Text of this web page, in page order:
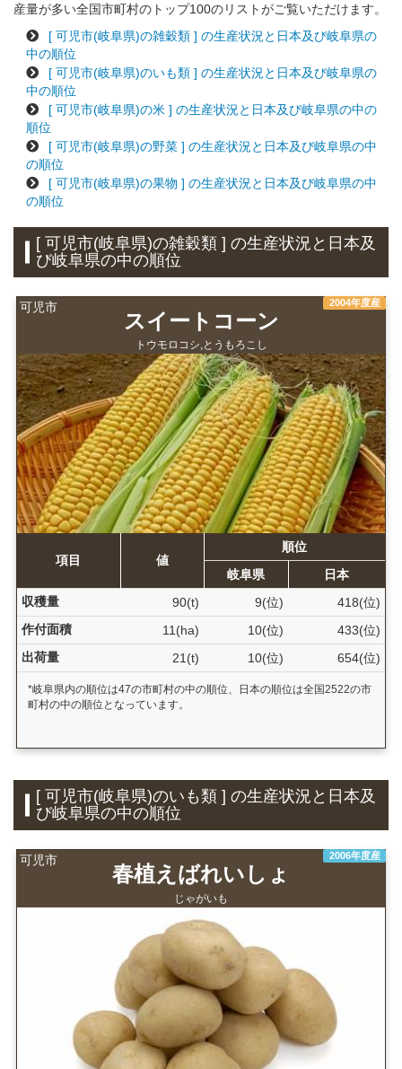
産量が多い全国市町村のトップ100のリストがご覧いただけます。
[ 可児市(岐阜県)の雑穀類 ] の生産状況と日本及び岐阜県の
中の順位
[ 可児市(岐阜県)のいも類 ] の生産状況と日本及び岐阜県の
中の順位
[ 可児市(岐阜県)の米 ] の生産状況と日本及び岐阜県の中の
順位
[ 可児市(岐阜県)の野菜 ] の生産状況と日本及び岐阜県の中
の順位
[ 可児市(岐阜県)の果物 ] の生産状況と日本及び岐阜県の中
の順位
[ 可児市(岐阜県)の雑穀類 ] の生産状況と日本及
び岐阜県の中の順位
可児市 2004年度産
スイートコーン
トウモロコシ,とうもろこし
項目 値
順位
岐阜県
日本
収穫量
90(t) 9(位)
418(位)
作付面積
11(ha) 10(位)
433(位)
出荷量
21(t) 10(位) 654(位)
*岐阜県内の順位は47の市町村の中の順位、日本の順位は全国2522の市
町村の中の順位となっています。
[ 可児市(岐阜県)のいも類 ] の生産状況と日本及
び岐阜県の中の順位
可児市 2006年度産
春植えばれいしょ
じゃがいも